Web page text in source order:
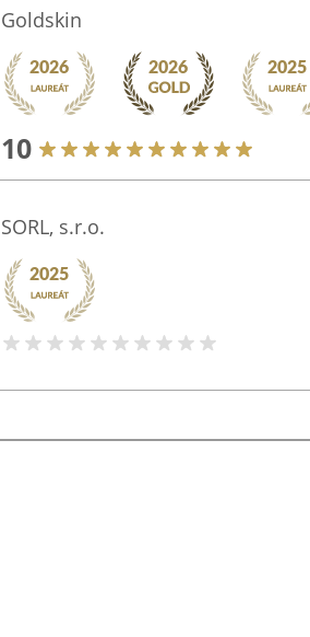
Goldskin
10
SORL, s.r.o.